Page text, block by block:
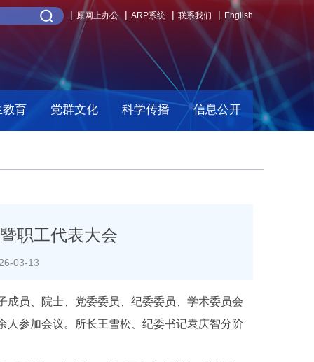
原网上办公 ARP系统 联系我们 English
教育 党群文化 科学传播 信息公开
职工代表大会
03-13
成员、院士、党委委员、纪委委员、学术委员会
人参加会议。所长王雪松、纪委书记袁庆智分阶